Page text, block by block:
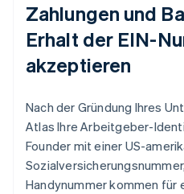
Zahlungen und
Erhalt der EIN-
akzeptieren
Nach der Gründung Ihres
Atlas Ihre Arbeitgeber-
Founder mit einer US-
Handynummer kommen für